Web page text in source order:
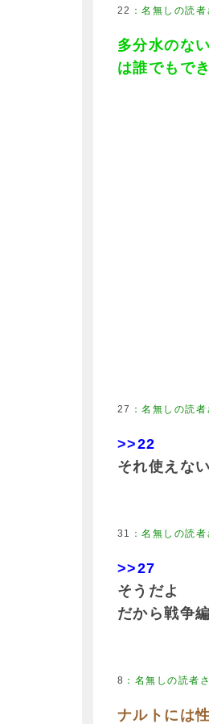
22 ：名無しの読
多分水のな
は誰でもで
27 ：名無しの読
>>22
それ使えな
31 ：名無しの読
>>27
そうだよ
だから戦争
8 ： 名無しの読者
ナルトには